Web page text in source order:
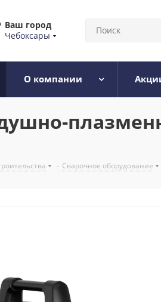
Ваш город
Чебоксары
О компании
- Сварочное оборудование